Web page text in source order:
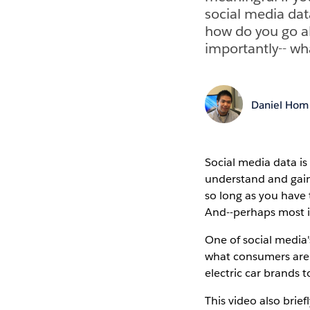
social media
how do you go
importantly--
Daniel Hom
Social media data
understand and
so long as you
And--perhaps
One of social
what consumers
electric car brands
This video also